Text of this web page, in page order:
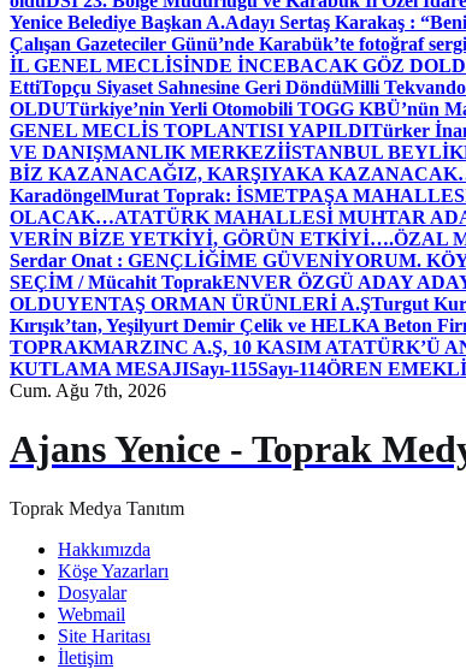
Yenice Belediye Başkan A.Adayı Sertaş Karakaş :
Çalışan Gazeteciler Günü’nde Karabük’te fotoğraf
İL GENEL MECLİSİNDE İNCEBACAK GÖZ
EttiTopçu Siyaset Sahnesine Geri DöndüMilli
OLDUTürkiye’nin Yerli Otomobili TOGG KBÜ’nün
GENEL MECLİS TOPLANTISI YAPILDITürker
VE DANIŞMANLIK MERKEZİİSTANBUL
BİZ KAZANACAĞIZ, KARŞIYAKA
KaradöngelMurat Toprak: İSMETPAŞA
OLACAK…ATATÜRK MAHALLESİ MUHTAR
VERİN BİZE YETKİYİ, GÖRÜN ETKİYİ….ÖZAL
Serdar Onat : GENÇLİĞİME GÜVENİYORUM.
SEÇİM / Mücahit ToprakENVER ÖZGÜ ADAY
OLDUYENTAŞ ORMAN ÜRÜNLERİ A.ŞTurgut
Kırışık’tan, Yeşilyurt Demir Çelik ve HELKA Beton
TOPRAKMARZINC A.Ş, 10 KASIM ATATÜRK’Ü
KUTLAMA MESAJISayı-115Sayı-114ÖREN
Cum. Ağu 7th, 2026
Ajans Yenice - Toprak
Toprak Medya Tanıtım
Hakkımızda
Köşe Yazarları
Dosyalar
Webmail
Site Haritası
İletişim